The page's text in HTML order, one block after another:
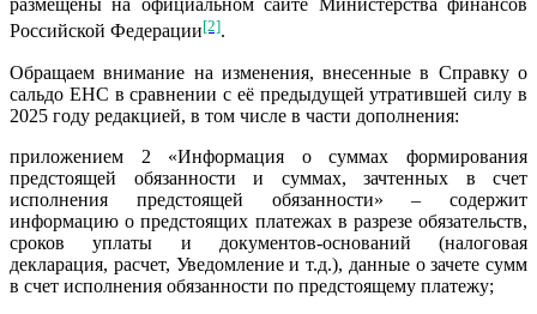
размещены на официальном сайте Министерства финансов
Российской Федерации[2].
Обращаем внимание на изменения, внесенные в Справку о
сальдо ЕНС в сравнении с её предыдущей утратившей силу в
2025 году редакцией, в том числе в части дополнения:
приложением 2 «Информация о суммах формирования
предстоящей обязанности и суммах, зачтенных в счет
исполнения предстоящей обязанности» – содержит
информацию о предстоящих платежах в разрезе обязательств,
сроков уплаты и документов-оснований (налоговая
декларация, расчет, Уведомление и т.д.), данные о зачете сумм
в счет исполнения обязанности по предстоящему платежу;